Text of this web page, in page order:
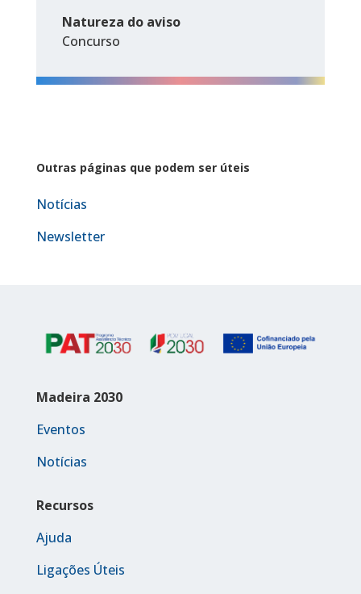
Natureza do aviso
Concurso
Outras páginas que podem ser úteis
Notícias
Newsletter
Madeira 2030
Eventos
Notícias
Recursos
Ajuda
Ligações Úteis